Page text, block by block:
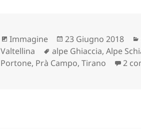
Formato
Immagine
Scritto
il
23 Giugno 2018
Valtellina
Tag
alpe Ghiaccia,Alpe
Portone, Prà Campo,Tirano 2